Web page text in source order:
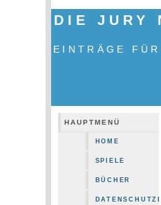
DIE JURY
EINTRÄGE
HAUPTMENÜ
HOME
SPIELE
BÜCHER